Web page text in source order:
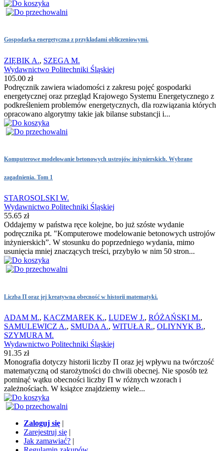
Gospodarka energetyczna z przykładami obliczeniowymi.
ZIĘBIK A., SZEGA M.
Wydawnictwo Politechniki Śląskiej
105.00 zł
Podręcznik zawiera wiadomości z zakresu pojęć gospodarki
energetycznej oraz przegląd Krajowego Systemu Energetycznego z
podkreśleniem problemów energetycznych, dla rozwiązania których
opracowano algorytmy takie jak bilanse substancji i...
Komputerowe modelowanie betonowych ustrojów inżynierskich. Wybrane
zagadnienia. Tom 1
STAROSOLSKI W.
Wydawnictwo Politechniki Śląskiej
55.65 zł
Oddajemy w państwa ręce kolejne, bo już szóste wydanie
podręcznika pt. "Komputerowe modelowanie betonowych ustrojów
inżynierskich”. W stosunku do poprzedniego wydania, mimo
usunięcia mniej znaczących treści, przybyło w nim 50 stron...
Liczba Π oraz jej kreatywna obecność w historii matematyki.
ADAM M., KACZMAREK K., LUDEW J., RÓŻAŃSKI M.,
SAMULEWICZ A., SMUDA A., WITUŁA R., OLIYNYK B.,
SZYMURA M.
Wydawnictwo Politechniki Śląskiej
91.35 zł
Monografia dotyczy historii liczby Π oraz jej wpływu na twórczość
matematyczną od starożytności do chwili obecnej. Nie sposób też
pominąć wątku obecności liczby Π w różnych wzorach i
zależnościach. W książce znajdziemy wiele...
Zaloguj się |
Zarejestruj się |
Jak zamawiać? |